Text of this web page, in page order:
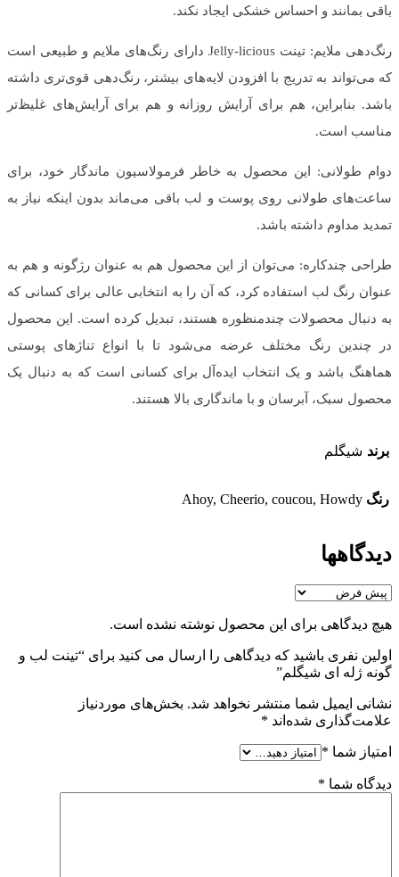
باقی بمانند و احساس خشکی ایجاد نکند.
رنگ‌دهی ملایم: تینت Jelly-licious دارای رنگ‌های ملایم و طبیعی است
که می‌تواند به تدریج با افزودن لایه‌های بیشتر، رنگ‌دهی قوی‌تری داشته
باشد. بنابراین، هم برای آرایش روزانه و هم برای آرایش‌های غلیظ‌تر
مناسب است.
دوام طولانی: این محصول به خاطر فرمولاسیون ماندگار خود، برای
ساعت‌های طولانی روی پوست و لب باقی می‌ماند بدون اینکه نیاز به
تمدید مداوم داشته باشد.
طراحی چندکاره: می‌توان از این محصول هم به عنوان رژگونه و هم به
عنوان رنگ لب استفاده کرد، که آن را به انتخابی عالی برای کسانی که
به دنبال محصولات چندمنظوره هستند، تبدیل کرده است. این محصول
در چندین رنگ مختلف عرضه می‌شود تا با انواع تناژهای پوستی
هماهنگ باشد و یک انتخاب ایده‌آل برای کسانی است که به دنبال یک
محصول سبک، آبرسان و با ماندگاری بالا هستند.
برند شیگلم
رنگ Ahoy, Cheerio, coucou, Howdy
دیدگاهها
هیچ دیدگاهی برای این محصول نوشته نشده است.
اولین نفری باشید که دیدگاهی را ارسال می کنید برای “تینت لب و
گونه ژله ای شیگلم”
نشانی ایمیل شما منتشر نخواهد شد. بخش‌های موردنیاز
علامت‌گذاری شده‌اند *
امتیاز شما *
دیدگاه شما *